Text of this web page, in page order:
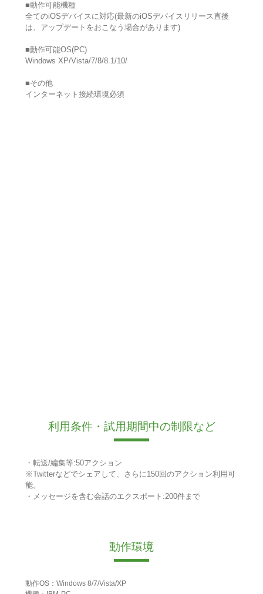
■動作可能機種
全てのiOSデバイスに対応(最新のiOSデバイスリリース直後
は、アップデートをおこなう場合があります)
■動作可能OS(PC)
Windows XP/Vista/7/8/8.1/10/
■その他
インターネット接続環境必須
利用条件・試用期間中の制限など
・転送/編集等:50アクション
※Twitterなどでシェアして、さらに150回のアクション利用可
能。
・メッセージを含む会話のエクスポート:200件まで
動作環境
動作OS：Windows 8/7/Vista/XP